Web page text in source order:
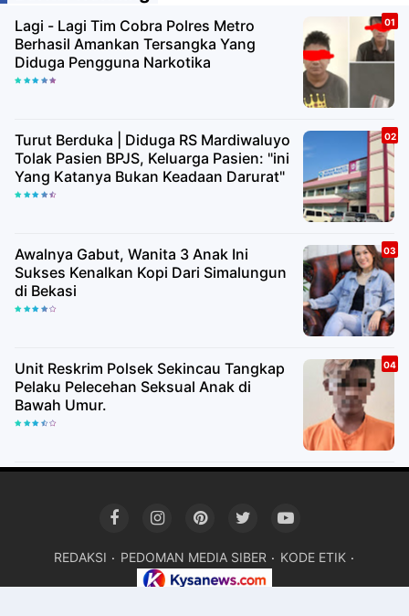
Lagi - Lagi Tim Cobra Polres Metro
Berhasil Amankan Tersangka Yang
Diduga Pengguna Narkotika
Turut Berduka | Diduga RS Mardiwaluyo
Tolak Pasien BPJS, Keluarga Pasien: "ini
Yang Katanya Bukan Keadaan Darurat"
Awalnya Gabut, Wanita 3 Anak Ini
Sukses Kenalkan Kopi Dari Simalungun
di Bekasi
Unit Reskrim Polsek Sekincau Tangkap
Pelaku Pelecehan Seksual Anak di
Bawah Umur.
REDAKSI PEDOMAN MEDIA SIBER KODE ETIK